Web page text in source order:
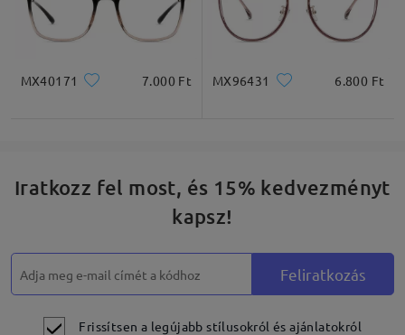
MX40171 7.000 Ft MX96431 6.800 Ft
Iratkozz fel most, és 15% kedvezményt
kapsz!
Feliratkozás
Frissítsen a legújabb stílusokról és ajánlatokról